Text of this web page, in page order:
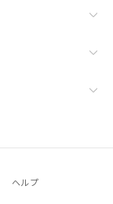
ヘルプ